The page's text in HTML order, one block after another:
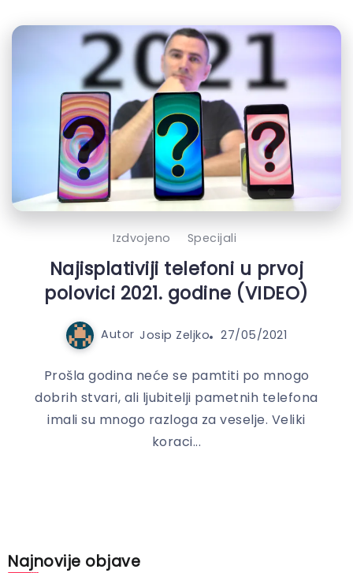
Izdvojeno Specijali
Najisplativiji telefoni u prvoj
polovici 2021. godine (VIDEO)
Autor Josip Zeljko 27/05/2021
Prošla godina neće se pamtiti po mnogo
dobrih stvari, ali ljubitelji pametnih telefona
imali su mnogo razloga za veselje. Veliki
koraci...
Najnovije objave